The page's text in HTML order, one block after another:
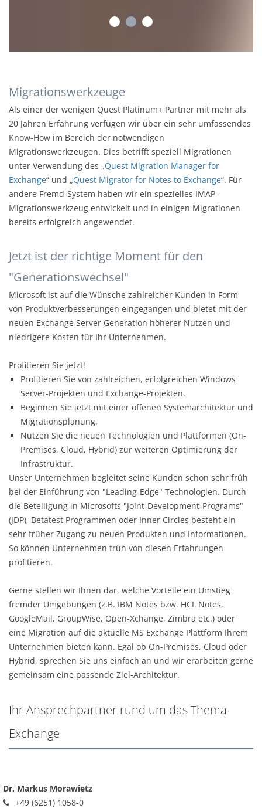
Migrationswerkzeuge
Als einer der wenigen Quest Platinum+ Partner mit mehr als
20 Jahren Erfahrung verfügen wir über ein sehr umfassendes
Know-How im Bereich der notwendigen
Migrationswerkzeugen. Dies betrifft speziell Migrationen
unter Verwendung des „Quest Migration Manager for
Exchange“ und „Quest Migrator for Notes to Exchange“. Für
andere Fremd-System haben wir ein spezielles IMAP-
Migrationswerkzeug entwickelt und in einigen Migrationen
bereits erfolgreich angewendet.
Jetzt ist der richtige Moment für den
"Generationswechsel"
Microsoft ist auf die Wünsche zahlreicher Kunden in Form
von Produktverbesserungen eingegangen und bietet mit der
neuen Exchange Server Generation höherer Nutzen und
niedrigere Kosten für Ihr Unternehmen.
Profitieren Sie jetzt!
Profitieren Sie von zahlreichen, erfolgreichen Windows
Server-Projekten und Exchange-Projekten.
Beginnen Sie jetzt mit einer offenen Systemarchitektur und
Migrationsplanung.
Nutzen Sie die neuen Technologien und Plattformen (On-
Premises, Cloud, Hybrid) zur weiteren Optimierung der
Infrastruktur.
Unser Unternehmen begleitet seine Kunden schon sehr früh
bei der Einführung von "Leading-Edge" Technologien. Durch
die Beteiligung in Microsofts "Joint-Development-Programs"
(JDP), Betatest Programmen oder Inner Circles besteht ein
sehr früher Zugang zu neuen Produkten und Informationen.
So können Unternehmen früh von diesen Erfahrungen
profitieren.
Gerne stellen wir Ihnen dar, welche Vorteile ein Umstieg
fremder Umgebungen (z.B. IBM Notes bzw. HCL Notes,
GoogleMail, GroupWise, Open-Xchange, Zimbra etc.) oder
eine Migration auf die aktuelle MS Exchange Plattform Ihrem
Unternehmen bieten kann. Egal ob On-Premises, Cloud oder
Hybrid, sprechen Sie uns einfach an und wir erarbeiten gerne
gemeinsam eine passende Ziel-Architektur.
Ihr Ansprechpartner rund um das Thema
Exchange
Dr. Markus Morawietz
+49 (6251) 1058-0